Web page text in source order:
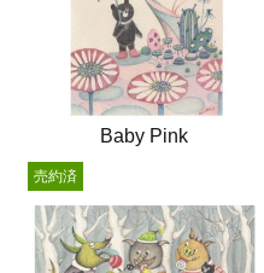
Baby Pink
売約済